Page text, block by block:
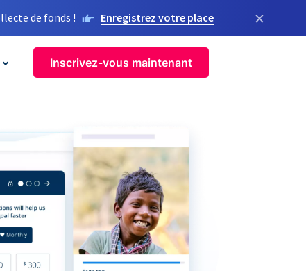
de fonds ! Enregistrez votre place ×
Inscrivez-vous maintenant